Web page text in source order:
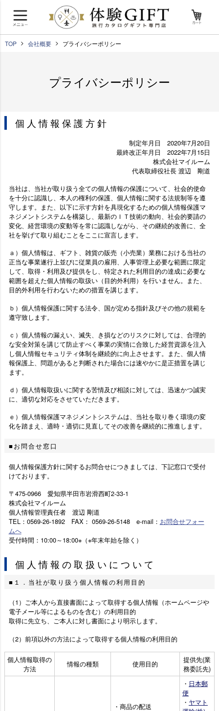
TOP 会社概要 プライバシーポリシー
プライバシーポリシー
個人情報保護方針
制定年月日 2020年7月20日
最終改正年月日 2022年7月15日
株式会社マイルーム
代表取締役社長 渡辺 剛道
当社は、当社が取り扱う全ての個人情報の保護について、社会的使命
を十分に認識し、本人の権利の保護、個人情報に関する法規制等を遵
守します。また、以下に示す方針を具現化するための個人情報保護マ
ネジメントシステムを構築し、最新のＩＴ技術の動向、社会的要請の
変化、経営環境の変動等を常に認識しながら、その継続的改善に、全
社を挙げて取り組むことをここに宣言します。
ａ）個人情報は、ギフト、雑貨の販売（小売業）業務における当社の
正当な事業遂行上並びに従業員の雇用、人事管理上必要な範囲に限定
して、取得・利用及び提供をし、特定された利用目的の達成に必要な
範囲を超えた個人情報の取扱い（目的外利用）を行いません。また、
目的外利用を行わないための措置を講じます。
ｂ）個人情報保護に関する法令、国が定める指針及びその他の規範を
遵守致します。
ｃ）個人情報の漏えい、滅失、き損などのリスクに対しては、合理的
な安全対策を講じて防止すべく事業の実情に合致した経営資源を注入
し個人情報セキュリティ体制を継続的に向上させます。また、個人情
報保護上、問題があると判断された場合には速やかに是正措置を講じ
ます。
ｄ）個人情報取扱いに関する苦情及び相談に対しては、迅速かつ誠実
に、適切な対応をさせていただきます。
ｅ）個人情報保護マネジメントシステムは、当社を取り巻く環境の変
化を踏まえ、適時・適切に見直してその改善を継続的に推進します。
お問合せ窓口
個人情報保護方針に関するお問合せにつきましては、下記窓口で受付
けております。
〒475-0966 愛知県半田市岩滑西町2-33-1
株式会社マイルーム
個人情報管理責任者 渡辺 剛道
TEL：0569-26-1892 FAX： 0569-26-5148 e-mail： お問合せフォー
ムへ
受付時間：10:00～18:00※（※年末年始を除く）
個人情報の取扱いについて
１．当社が取り扱う個人情報の利用目的
（1）ご本人から直接書面によって取得する個人情報（ホームページや
電子メール等によるものを含む）の利用目的
取得に先立ち、ご本人に対し書面により明示します。
（2）前項以外の方法によって取得する個人情報の利用目的
個人情報取得の
方法
情報の種類 使用目的
提供先(業
務委託先)
・商品の配送
・ 日本郵
便
・ ヤマト